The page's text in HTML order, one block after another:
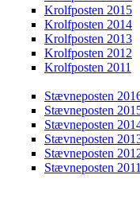
Krolfposten 2015
Krolfposten 2014
Krolfposten 2013
Krolfposten 2012
Krolfposten 2011
Stævneposten
Stævneposten
Stævneposten
Stævneposten
Stævneposten
Stævneposten 2011